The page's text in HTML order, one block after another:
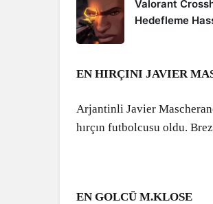
Valorant
Hedefleme
EN HIRÇINI JAVIER
Arjantinli Javier
hırçın futbolcusu oldu.
EN GOLCÜ M.KLOSE